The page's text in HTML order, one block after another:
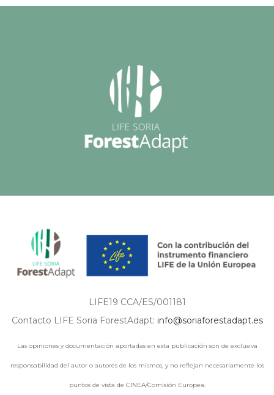
LIFE19 CCA/ES/001181
Contacto LIFE Soria ForestAdapt: info@soriaforestadapt.es
Las opiniones y documentación aportadas en esta publicación son de exclusiva
responsabilidad del autor o autores de los mismos, y no reflejan necesariamente los
puntos de vista de CINEA/Comisión Europea.